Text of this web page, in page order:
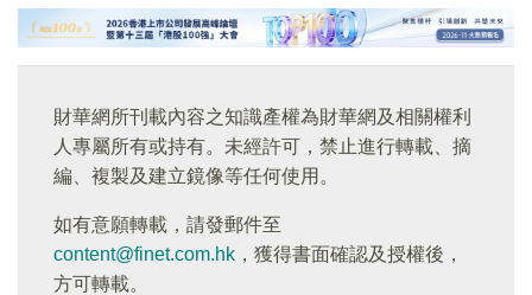
財華網所刊載內容之知識產權為財華網及相關權利
人專屬所有或持有。未經許可，禁止進行轉載、摘
編、複製及建立鏡像等任何使用。
如有意願轉載，請發郵件至
content@finet.com.hk ，獲得書面確認及授權後，
方可轉載。